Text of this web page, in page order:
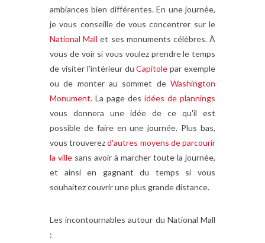
ambiances bien différentes. En une journée,
je vous conseille de vous concentrer sur le
National Mall et ses monuments célèbres. À
vous de voir si vous voulez prendre le temps
de visiter l'intérieur duCapitolepar exemple
ou de monter au sommet de Washington
Monument. La page des idées de plannings
vous donnera une idée de ce qu'il est
possible de faire en une journée. Plus bas,
vous trouverezd'autres moyens de parcourir
la ville sans avoir à marcher toute la journée,
et ainsi en gagnant du temps si vous
souhaitez couvrir une plus grande distance.
Les incontournables autour du National Mall
: